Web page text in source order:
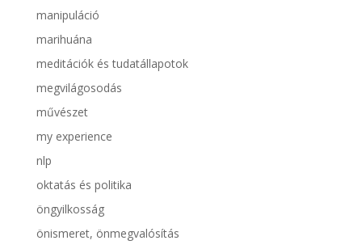
manipuláció
marihuána
meditációk és tudatállapotok
megvilágosodás
művészet
my experience
nlp
oktatás és politika
öngyilkosság
önismeret, önmegvalósítás